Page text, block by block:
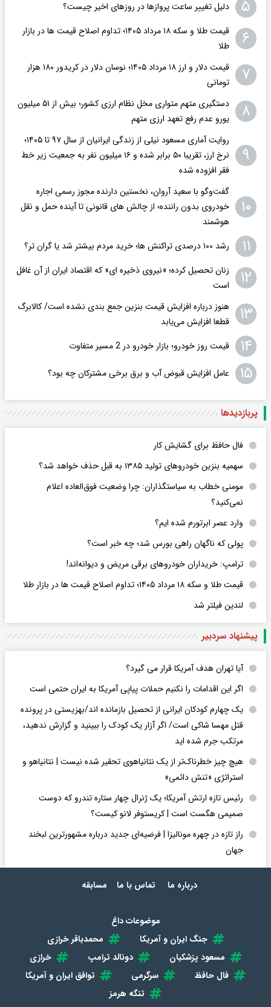
۵ دلیل تغییر ساعت پروازها در روزهای اخیر چیست؟
۶
قیمت طلا و سکه ۱۸ مرداد ۱۴۰۵؛ تداوم اصلاح قیمت ها در بازار
طلا
۷
قیمت دلار و ارز ۱۸ مرداد ۱۴۰۵​؛ نوسان دلار در کریدور ۱۸۰ هزار
تومانی
۸
دستگیری متهم متواری مخل نظام ارزی کشور؛ بیش از ۵۱ میلیون
یورو عدم رفع تعهد ارزی متهم
۹
روایت آماری مسعود نیلی از زندگی ایرانیان از سال ۹۷ تا ۱۴۰۵؛
نرخ ارز، تقریبا ۵۰ برابر شده و ۱۶ میلیون نفر به جمعیت زیر خط
فقر افزوده شده
۱۰
گفت‌وگو با سعید آروان، نخستین دارنده مجوز رسمی اجاره
خودروی بدون راننده؛ از چالش های قانونی تا آینده حمل و نقل
هوشمند
۱۱ رشد ۱۰۰ درصدی تراکنش ها؛ خرید مردم بیشتر شد یا گران تر؟
۱۲
زنان تحصیل کرده؛ «نیروی ذخیره ای» که اقتصاد ایران از آن غافل
است
۱۳
هنوز درباره افزایش قیمت بنزین جمع بندی نشده است/ کالابرگ
قطعا افزایش می‌یابد
۱۴ قیمت روز خودرو؛ بازار خودرو در 2 مسیر متفاوت
۱۵ عامل افزایش قبوض آب و برق برخی مشترکان چه بود؟
پربازدید‌ها
فال حافظ برای گشایش کار
سهمیه بنزین خودروهای تولید ۱۳۸۵ به قبل حذف خواهد شد؟
مومنی خطاب به سیاستگذاران: چرا وضعیت فوق‌العاده اعلام
نمی‌کنید؟
وارد عصر ابرتورم شده ایم؟
پولی که ناگهان راهی بورس شد؛ چه خبر است؟
ترامپ: خریداران خودروهای برقی مریض و دیوانه‌اند!
قیمت طلا و سکه ۱۸ مرداد ۱۴۰۵؛ تداوم اصلاح قیمت ها در بازار طلا
لندین فیلتر شد
پیشنهاد سردبیر
آیا تهران هدف آمریکا قرار می گیرد؟
اگر این اقدامات را نکنیم حملات پیاپی آمریکا به ایران حتمی است
یک چهارم کودکان ایرانی از تحصیل بازمانده اند/بهزیستی در پرونده
قتل مهسا شاکی است/ اگر آزار یک کودک را ببینید و گزارش ندهید،
مرتکب جرم شده اید
هیچ چیز خطرناک‌تر از یک نتانیاهوی تحقیر شده نیست | نتانیاهو و
استراتژی «تنش دائمی»
رئیس تازه ارتش آمریکا؛ یک ژنرال چهار ستاره تندرو که دوست
صمیمی هگست است | کریستوفر لانو کیست؟
راز تازه در چهره مونالیزا | فرضیه‌ای جدید درباره مشهورترین لبخند
جهان
درباره ما تماس با ما مسابقه
موضوعات داغ
جنگ ایران و آمریکا
محمدباقر خرازی
مسعود پزشکیان
دونالد ترامپ
خرازی
فال حافظ
سرگرمی
توافق ایران و آمریکا
تنگه هرمز